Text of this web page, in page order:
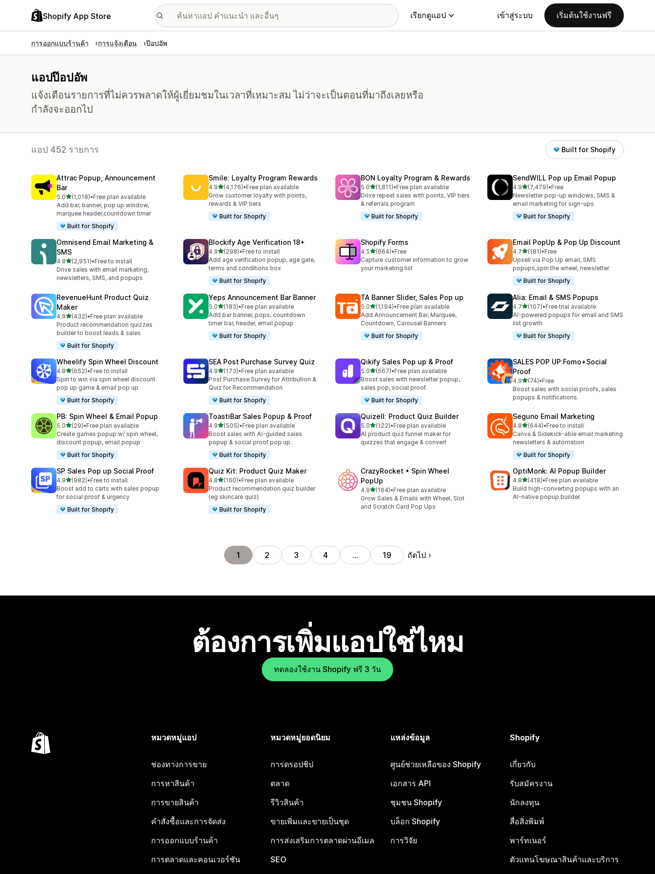
Shopify App Store เรียกดูแอป เข้าสู่ระบบ เริ่มต้นใช้งานฟรี
การออกแบบร้านค้า การแจ้งเตือน ป๊อปอัพ
แอปป๊อปอัพ
แจ้งเตือนรายการที่ไม่ควรพลาดให้ผู้เยี่ยมชมในเวลาที่เหมาะสม ไม่ว่าจะเป็นตอนที่มาถึงเลยหรือ
กำลังจะออกไป
แอป 452 รายการ Built for Shopify
Attrac Popup, Announcement
Bar
5.0เต็ม 5 ดาว
(1,018)
ทั้งหมด 1018 รีวิว
•Free plan available
Add bar, banner, pop up window,
marquee header,countdown timer
Built for Shopify
Smile: Loyalty Program Rewards
4.9เต็ม 5 ดาว
(4,176)
ทั้งหมด 4176 รีวิว
•Free plan available
Grow customer loyalty with points,
rewards & VIP tiers
Built for Shopify
BON Loyalty Program & Rewards
5.0เต็ม 5 ดาว
(1,811)
ทั้งหมด 1811 รีวิว
•Free plan available
Drive repeat sales with points, VIP tiers
& referrals program
Built for Shopify
SendWILL Pop up Email Popup
4.9เต็ม 5 ดาว
(7,479)
ทั้งหมด 7479 รีวิว
•Free
Newsletter pop-up windows, SMS &
email marketing for sign-ups
Built for Shopify
Omnisend Email Marketing &
SMS
4.8เต็ม 5 ดาว
(2,951)
ทั้งหมด 2951 รีวิว
•Free to install
Drive sales with email marketing,
newsletters, SMS, and popups
Blockify Age Verification 18+
4.9เต็ม 5 ดาว
(298)
ทั้งหมด 298 รีวิว
•Free to install
Add age verification popup, age gate,
terms and conditions box
Built for Shopify
Shopify Forms
4.5เต็ม 5 ดาว
(664)
ทั้งหมด 664 รีวิว
•Free
Capture customer information to grow
your marketing list
Email PopUp & Pop Up Discount
4.7เต็ม 5 ดาว
(181)
ทั้งหมด 181 รีวิว
•Free
Upsell via Pop Up email, SMS
popups,spin the wheel, newsletter
Built for Shopify
RevenueHunt Product Quiz
Maker
4.9เต็ม 5 ดาว
(432)
ทั้งหมด 432 รีวิว
•Free plan available
Product recommendation quizzes
builder to boost leads & sales
Built for Shopify
Yeps Announcement Bar Banner
5.0เต็ม 5 ดาว
(183)
ทั้งหมด 183 รีวิว
•Free plan available
Add bar banner, pops, countdown
timer bar, header, email popup
Built for Shopify
TA Banner Slider, Sales Pop up
5.0เต็ม 5 ดาว
(1,194)
ทั้งหมด 1194 รีวิว
•Free plan available
Add Announcement Bar, Marquee,
Countdown, Carousel Banners
Built for Shopify
Alia: Email & SMS Popups
4.7เต็ม 5 ดาว
(107)
ทั้งหมด 107 รีวิว
•Free trial available
AI-powered popups for email and SMS
list growth
Built for Shopify
Wheelify Spin Wheel Discount
4.8เต็ม 5 ดาว
(652)
ทั้งหมด 652 รีวิว
•Free to install
Spin to win via spin wheel discount
pop up game & email pop up
Built for Shopify
SEA Post Purchase Survey Quiz
4.9เต็ม 5 ดาว
(173)
ทั้งหมด 173 รีวิว
•Free plan available
Post Purchase Survey for Attribution &
Quiz for Recommendation
Built for Shopify
Qikify Sales Pop up & Proof
5.0เต็ม 5 ดาว
(567)
ทั้งหมด 567 รีวิว
•Free plan available
Boost sales with newsletter popup,
sales pop, social proof.
Built for Shopify
SALES POP UP:Fomo+Social
Proof
4.9เต็ม 5 ดาว
(74)
ทั้งหมด 74 รีวิว
•Free
Boost sales with social proofs, sales
popups & notifications.
PB: Spin Wheel & Email Popup
5.0เต็ม 5 ดาว
(29)
ทั้งหมด 29 รีวิว
•Free plan available
Create games popup w/ spin wheel,
discount popup, email popup
Built for Shopify
ToastiBar Sales Popup & Proof
4.9เต็ม 5 ดาว
(505)
ทั้งหมด 505 รีวิว
•Free plan available
Boost sales with AI-guided sales
popup & social proof pop up.
Built for Shopify
Quizell: Product Quiz Builder
5.0เต็ม 5 ดาว
(122)
ทั้งหมด 122 รีวิว
•Free plan available
AI product quiz funnel maker for
quizzes that engage & convert
Seguno Email Marketing
4.8เต็ม 5 ดาว
(644)
ทั้งหมด 644 รีวิว
•Free to install
Canva & Sidekick-able email marketing
newsletters & automation
Built for Shopify
SP Sales Pop up Social Proof
4.9เต็ม 5 ดาว
(982)
ทั้งหมด 982 รีวิว
•Free to install
Boost add to carts with sales popup
for social proof & urgency
Built for Shopify
Quiz Kit: Product Quiz Maker
4.8เต็ม 5 ดาว
(160)
ทั้งหมด 160 รีวิว
•Free plan available
Product recommendation quiz builder
(eg skincare quiz)
Built for Shopify
CrazyRocket • Spin Wheel
PopUp
4.9เต็ม 5 ดาว
(164)
ทั้งหมด 164 รีวิว
•Free plan available
Grow Sales & Emails with Wheel, Slot
and Scratch Card Pop Ups
OptiMonk: AI Popup Builder
4.8เต็ม 5 ดาว
(418)
ทั้งหมด 418 รีวิว
•Free plan available
Build high-converting popups with an
AI-native popup builder.
1 2 3 4 … 19 ถัดไป
ต้องการเพิ่มแอปใช่ไหม
ทดลองใช้งาน Shopify ฟรี 3 วัน
หมวดหมู่แอป
ช่องทางการขาย
การหาสินค้า
การขายสินค้า
คำสั่งซื้อและการจัดส่ง
การออกแบบร้านค้า
การตลาดและคอนเวอร์ชัน
หมวดหมู่ยอดนิยม
การดรอปชิป
ตลาด
รีวิวสินค้า
ขายเพิ่มและขายเป็นชุด
การส่งเสริมการตลาดผ่านอีเมล
SEO
แหล่งข้อมูล
ศูนย์ช่วยเหลือของ Shopify
เอกสาร API
ชุมชน Shopify
บล็อก Shopify
การวิจัย
Shopify
เกี่ยวกับ
รับสมัครงาน
นักลงทุน
สื่อสิ่งพิมพ์
พาร์ทเนอร์
ตัวแทนโฆษณาสินค้าและบริการ